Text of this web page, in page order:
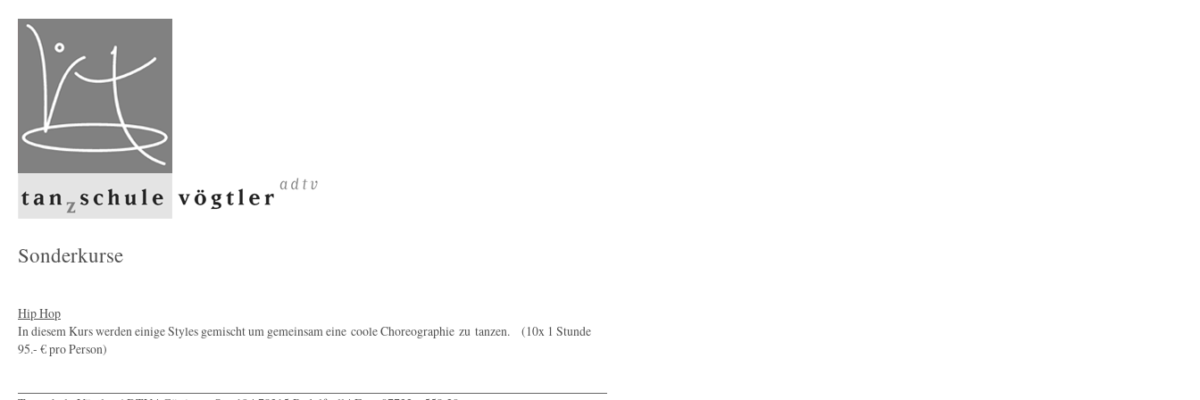
Sonderkurse
Hip Hop
In diesem Kurs werden einige Styles gemischt um gemeinsam eine coole Choreographie zu tanzen. (10x 1 Stunde
95.- € pro Person)